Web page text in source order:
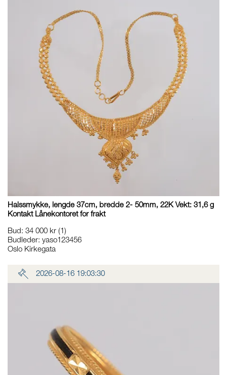
Halssmykke, lengde 37cm, bredde 2- 50mm, 22K Vekt: 31,6 g
Kontakt Lånekontoret for frakt
Bud: 34 000 kr (1)
Budleder: yaso123456
Oslo Kirkegata
2026-08-16 19:03:30